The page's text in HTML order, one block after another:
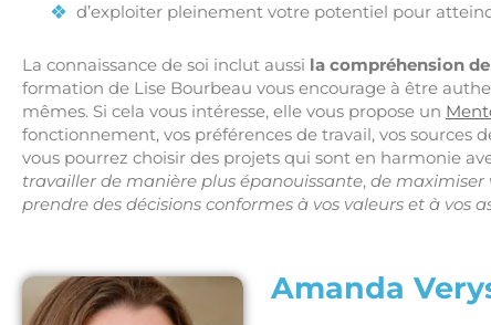
d’exploiter pleinement votre potentiel pour
La connaissance de soi inclut aussi la compréhension
formation de Lise Bourbeau vous encourage à être
mêmes. Si cela vous intéresse, elle vous propose un
fonctionnement, vos préférences de travail, vos sources
vous pourrez choisir des projets qui sont en harmonie
travailler de manière plus épanouissante, de maximiser
prendre des décisions conformes à vos valeurs et à vos
Amanda